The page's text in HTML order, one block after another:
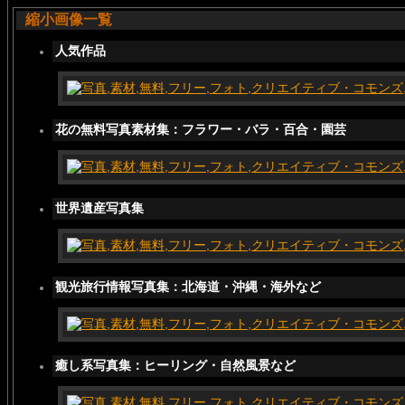
縮小画像一覧
人気作品
花の無料写真素材集：フラワー・バラ・百合・園芸
世界遺産写真集
観光旅行情報写真集：北海道・沖縄・海外など
癒し系写真集：ヒーリング・自然風景など